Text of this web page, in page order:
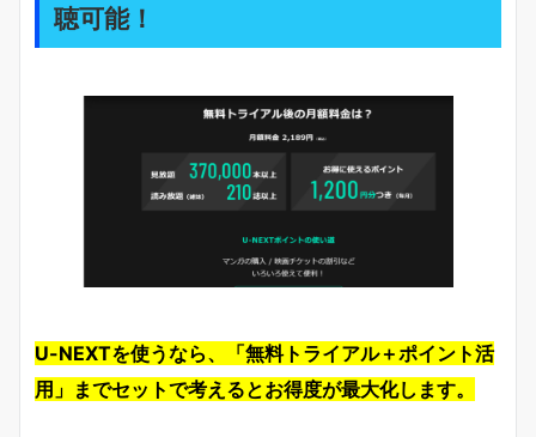
聴可能！
U-NEXTを使うなら、「無料トライアル＋ポイント活
用」までセットで考えるとお得度が最大化します。